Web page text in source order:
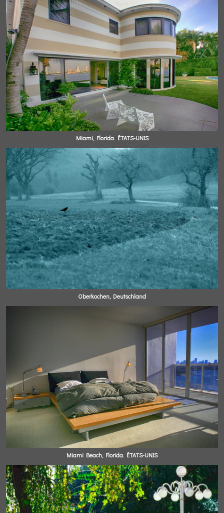
Miami, Florida. ÉTATS-UNIS
Oberkochen, Deutschland
Miami Beach, Florida. ÉTATS-UNIS